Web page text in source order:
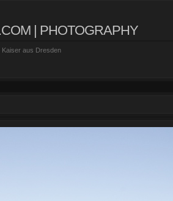
| PHOTOGRAPHY
aus Dresden